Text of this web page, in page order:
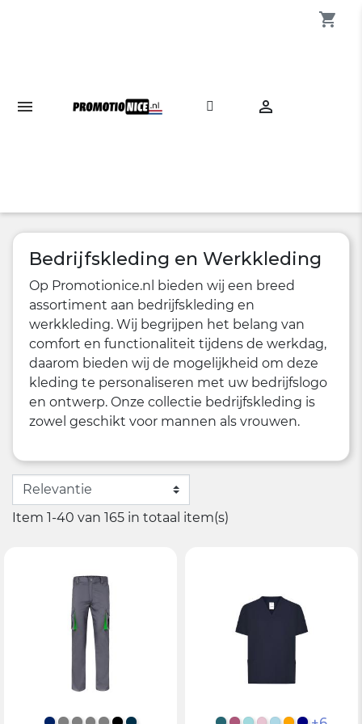

shopping_cart
Bedrijfskleding en Werkkleding
Op Promotionice.nl bieden wij een breed
assortiment aan bedrijfskleding en
werkkleding. Wij begrijpen het belang van
comfort en functionaliteit tijdens de werkdag,
daarom bieden wij de mogelijkheid om deze
kleding te personaliseren met uw bedrijfslogo
en ontwerp. Onze collectie bedrijfskleding is
zowel geschikt voor mannen als vrouwen.
Item 1-40 van 165 in totaal item(s)